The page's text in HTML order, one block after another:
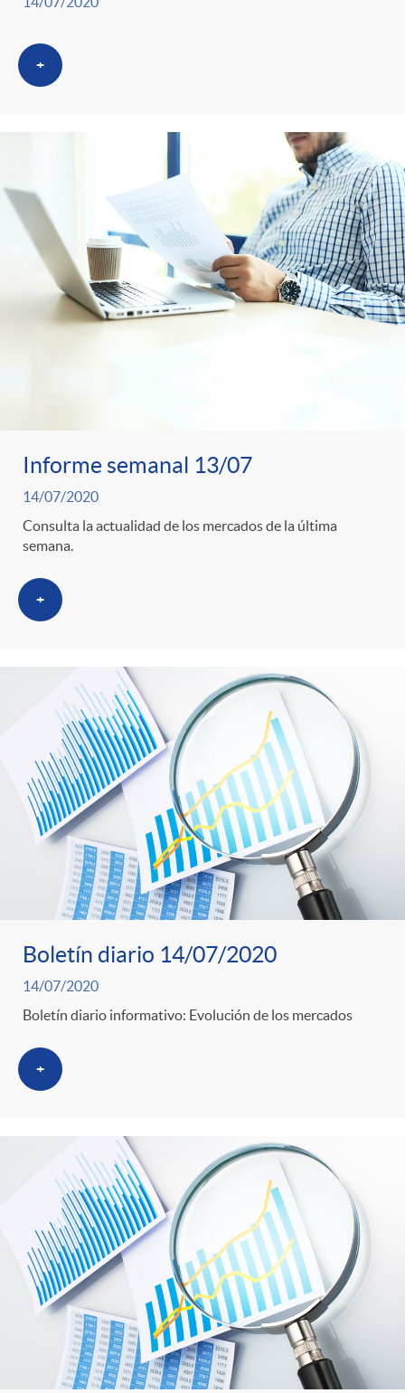
+
Informe semanal 13/07
14/07/2020
Consulta la actualidad de los mercados de la última
semana.
+
Boletín diario 14/07/2020
14/07/2020
Boletín diario informativo: Evolución de los mercados
+